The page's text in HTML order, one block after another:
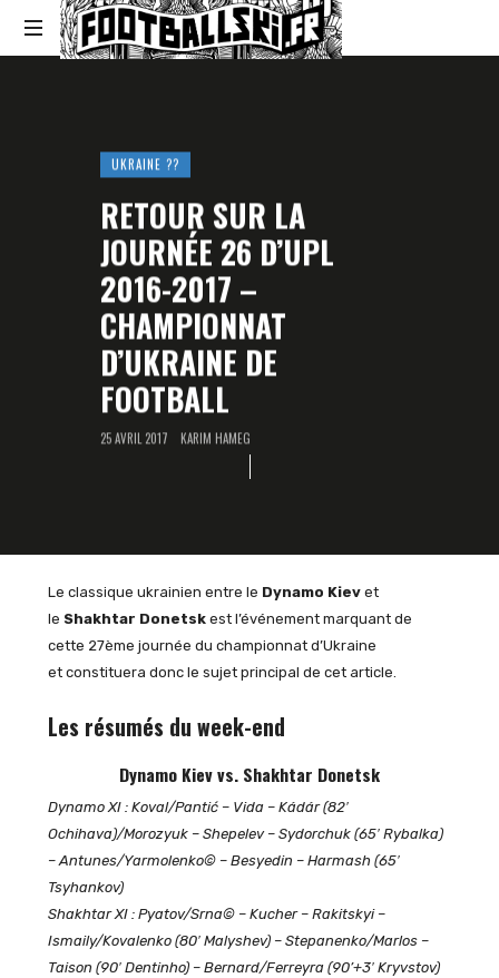
Footballski
centrale
d'Europe
UKRAINE ??
RETOUR SUR LA
JOURNÉE 26 D’UPL
2016-2017 –
CHAMPIONNAT
D’UKRAINE DE
FOOTBALL
25 AVRIL 2017 KARIM HAMEG
Le classique ukrainien entre le Dynamo Kievet
le Shakhtar Donetskest l’événement marquant de
cette 27ème journée du championnat d’Ukraine
et constituera donc le sujet principal de cet article.
Les résumés du week-end
Dynamo Kiev vs. Shakhtar Donetsk
Dynamo XI : Koval/Pantić – Vida – Kádár (82′
Ochihava)/Morozyuk – Shepelev – Sydorchuk (65′ Rybalka)
– Antunes/Yarmolenko© – Besyedin – Harmash (65′
Tsyhankov)
Shakhtar XI : Pyatov/Srna© – Kucher – Rakitskyi –
Ismaily/Kovalenko (80′ Malyshev) – Stepanenko/Marlos –
Taison (90′ Dentinho) – Bernard/Ferreyra (90’+3′ Kryvstov)